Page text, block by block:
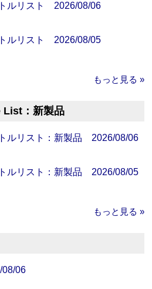
ルリスト 2026/08/06
ルリスト 2026/08/05
もっと見る »
List：新製品
ルリスト：新製品 2026/08/06
ルリスト：新製品 2026/08/05
もっと見る »
06